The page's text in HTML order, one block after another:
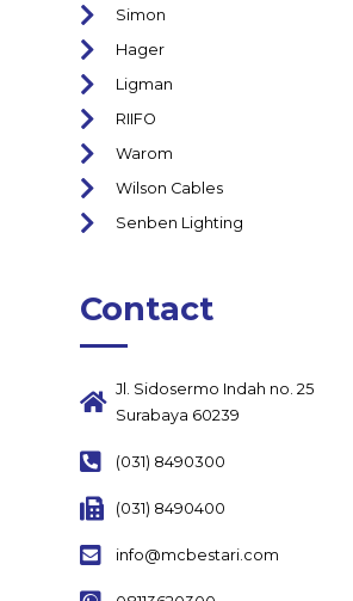
Simon
Hager
Ligman
RIIFO
Warom
Wilson Cables
Senben Lighting
Contact
Jl. Sidosermo Indah no. 25
Surabaya 60239
(031) 8490300
(031) 8490400
info@mcbestari.com